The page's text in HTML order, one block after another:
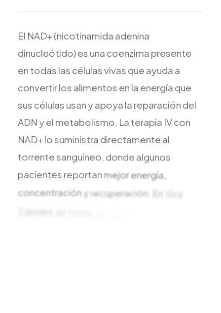
Neuropatía Periférica
Vértigo y Mareo
Todas las Condiciones
El NAD+ (nicotinamida adenina
dinucleótido)es una coenzima presente
en todas las célulasvivas que ayuda a
convertirlos alimentos en la energía que
sus células usan yapoya la reparación del
ADN yel metabolismo. La terapia IVcon
NAD+ losuministra directamente al
torrentesanguíneo, donde algunos
pacientes reportanmejorenergía,
concentración yrecuperación. En Viva
Centers